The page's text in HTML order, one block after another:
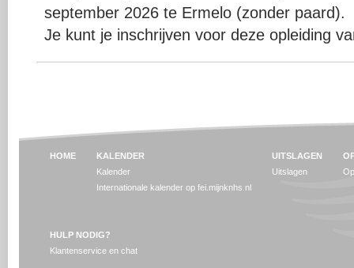
september 2026 te Ermelo (zonder paard).
Je kunt je inschrijven voor deze opleiding
HOME
KALENDER
Kalender
Internationale kalender op fei.mijnknhs.nl
UITSLAGEN
Uitslagen
HULP NODIG?
Klantenservice en chat